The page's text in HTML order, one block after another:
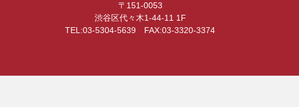
〒151-0053
渋谷区代々木1-44-11 1F
TEL:03-5304-5639 FAX:03-3320-3374